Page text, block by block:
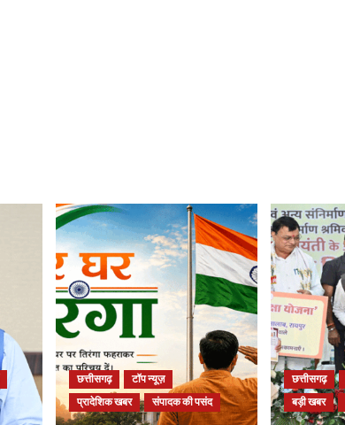
छत्तीसगढ़
टॉप न्यूज़
प्रादेशिक खबर
संपादक की पसंद
छत्तीसगढ़
बड़ी खबर